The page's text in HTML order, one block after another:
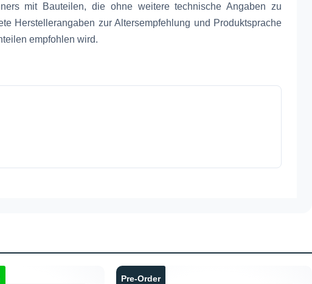
mit Bauteilen, die ohne weitere technische Angaben zu
Herstellerangaben zur Altersempfehlung und Produktsprache
empfohlen wird.
Pre-Order